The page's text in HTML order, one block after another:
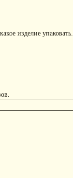
изделие упаковать.